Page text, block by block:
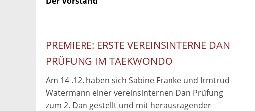
PREMIERE: ERSTE VEREINSINTERNE DAN
PRÜFUNG IM TAEKWONDO
Am 14 .12. haben sich Sabine Franke und Irmtrud
Watermann einer vereinsinternen Dan Prüfung
zum 2. Dan gestellt und mit herausragender